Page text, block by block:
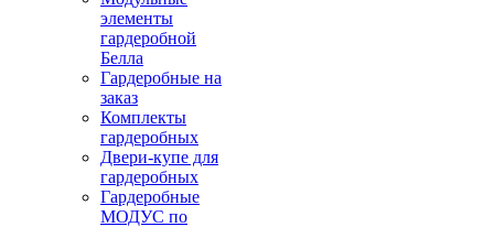
элементы
гардеробной
Белла
Гардеробные на
заказ
Комплекты
гардеробных
Двери-купе для
гардеробных
Гардеробные
МОДУС по